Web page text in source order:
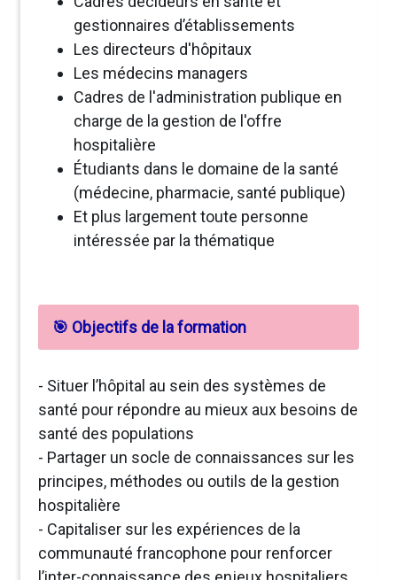
gestionnaires d’établissements
Les directeurs d'hôpitaux
Les médecins managers
Cadres de l'administration publique en
charge de la gestion de l'offre
hospitalière
Étudiants dans le domaine de la santé
(médecine, pharmacie, santé publique)
Et plus largement toute personne
intéressée par la thématique
🎯 Objectifs de la formation
- Situer l’hôpital au sein des systèmes de
santé pour répondre au mieux aux besoins de
santé des populations
- Partager un socle de connaissances sur les
principes, méthodes ou outils de la gestion
hospitalière
- Capitaliser sur les expériences de la
communauté francophone pour renforcer